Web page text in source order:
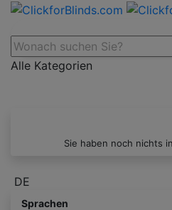
Alle Kategorien
Sie haben noch nichts
DE
Sprachen